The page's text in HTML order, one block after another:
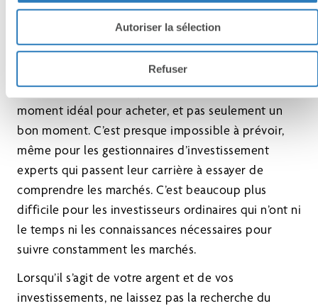
Autoriser la sélection
Refuser
plus pratique et plus discipliné.
3. N’essayez pas d’anticiper le marché
Anticiper le marchésignifie que vous attendez le
moment idéal pour acheter, et pas seulement un
bon moment. C’est presque impossible à prévoir,
même pour les gestionnaires d’investissement
experts qui passent leur carrière à essayer de
comprendre les marchés. C’est beaucoup plus
difficile pour les investisseurs ordinaires qui n’ont ni
le temps ni les connaissances nécessaires pour
suivre constamment les marchés.
Lorsqu’il s’agit de votre argent et de vos
investissements, ne laissez pas la recherche du